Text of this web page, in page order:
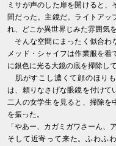
ミサが声のした扉を開けると、
間だった。主鏡だ。ライトアッ
れ、どこか異世界じみた雰囲気
そんな空間にまったく似合
メッド・シャイフは作業服を着
に銀色に光る大鏡の底を掃除して
肌がすこし濃くて顔のほり
は、頼りなさげな眼鏡を付けて
二人の女学生を見ると、掃除を
を振った。
「やあー、カガミガワさーん、
そして近寄って来た。ふわふ